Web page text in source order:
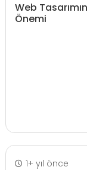
Web
Önemi
1+ yıl önce